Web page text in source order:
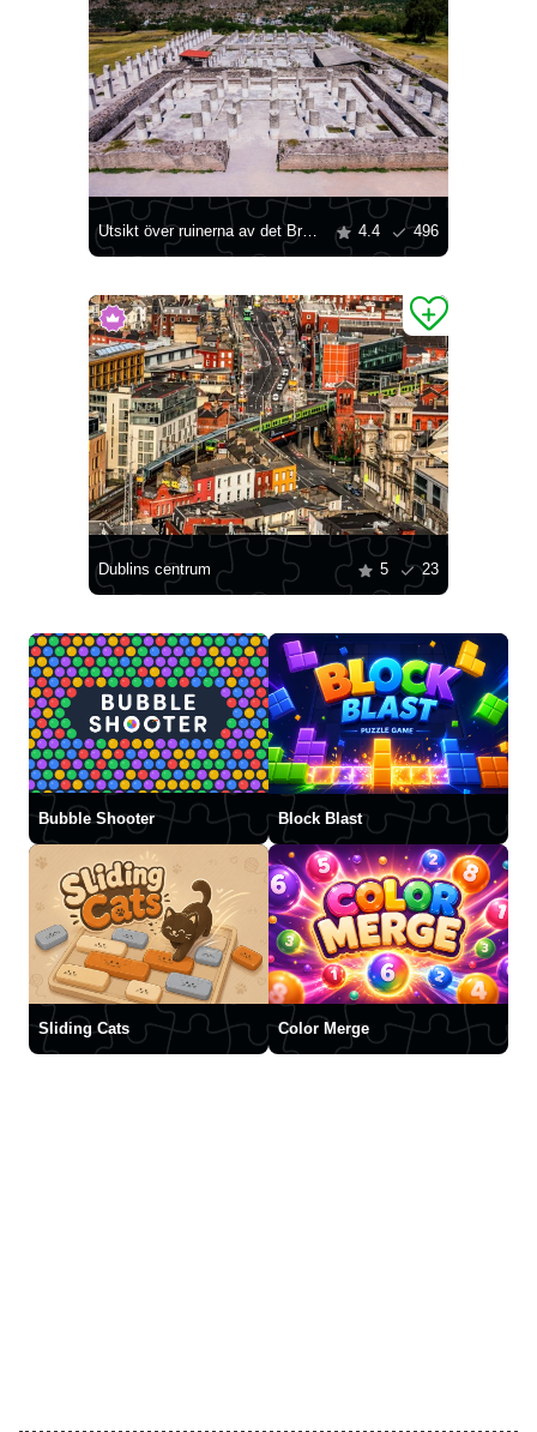
Utsikt över ruinerna av det Brända Palatset, Tula 4.4 496
Dublins centrum 5 23
Bubble Shooter Block Blast
Sliding Cats Color Merge